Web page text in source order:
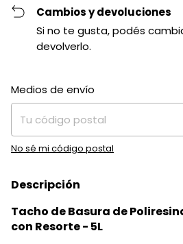
Cambios y devoluciones
Si no te gusta, podés
devolverlo.
Entregas para el CP:
Medios de envío
No sé mi código postal
Descripción
Tacho de Basura de
con Resorte - 5L